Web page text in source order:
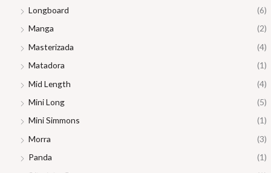
Longboard
(6)
Manga
(2)
Masterizada
(4)
Matadora
(1)
Mid Length
(4)
Mini Long
(5)
Mini Simmons
(1)
Morra
(3)
Panda
(1)